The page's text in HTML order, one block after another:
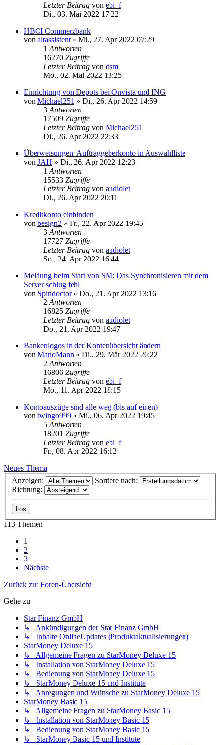
Letzter Beitrag von ebi_f
Di., 03. Mai 2022 17:22
HBCI Commerzbank
von altassistent » Mi., 27. Apr 2022 07:29
1 Antworten
16270 Zugriffe
Letzter Beitrag von dsm
Mo., 02. Mai 2022 13:25
Einrichtung von Depots bei Onvista und ING
von Michael251 » Di., 26. Apr 2022 14:59
3 Antworten
17509 Zugriffe
Letzter Beitrag von Michael251
Di., 26. Apr 2022 22:33
Überweisungen: Auftraggeberkonto in Auswahlliste
von JAH » Di., 26. Apr 2022 12:23
1 Antworten
15533 Zugriffe
Letzter Beitrag von audiolet
Di., 26. Apr 2022 20:11
Kreditkonto einbinden
von besign2 » Fr., 22. Apr 2022 19:45
3 Antworten
17727 Zugriffe
Letzter Beitrag von audiolet
So., 24. Apr 2022 16:44
Meldung beim Start von SM: Das Synchronisieren mit dem
Server schlug fehl
von Spindoctor» Do., 21. Apr 2022 13:16
2 Antworten
16825 Zugriffe
Letzter Beitrag von audiolet
Do., 21. Apr 2022 19:47
Bankenlogos in der Kontenübersicht ändern
von ManoMann » Di., 29. Mär 2022 20:22
2 Antworten
16806 Zugriffe
Letzter Beitrag von ebi_f
Mo., 11. Apr 2022 18:15
Kontoauszüge sind alle weg (bis auf einen)
von twingo999 » Mi., 06. Apr 2022 19:45
5 Antworten
18201 Zugriffe
Letzter Beitrag von ebi_f
Fr., 08. Apr 2022 16:12
Neues Thema
Anzeigen:
Sortiere nach:
Richtung:
113 Themen
1
2
3
Nächste
Zurück zur Foren-Übersicht
Gehe zu
Star Finanz GmbH
↳ Ankündigungen der Star Finanz GmbH
↳ Inhalte OnlineUpdates (Produktaktualisierungen)
StarMoney Deluxe 15
↳ Allgemeine Fragen zu StarMoney Deluxe 15
↳ Installation von StarMoney Deluxe 15
↳ Bedienung von StarMoney Deluxe 15
↳ StarMoney Deluxe 15 und Institute
↳ Anregungen und Wünsche zu StarMoney Deluxe 15
StarMoney Basic 15
↳ Allgemeine Fragen zu StarMoney Basic 15
↳ Installation von StarMoney Basic 15
↳ Bedienung von StarMoney Basic 15
↳ StarMoney Basic 15 und Institute